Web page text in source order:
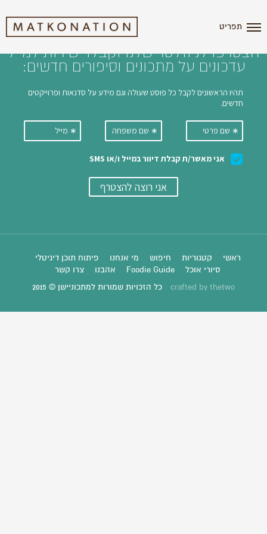
תפריט
הצטרפו לניוזלטר שלנו וקבלו ישירות למייל
עדכונים על מתכונים וסיפורים חדשים:
ראשי קטגוריות חיפוש מי אנחנו
פיתוח תוכן דיגיטלי
סיורי אוכל
Foodie Guide אהבנו צרו קשר
crafted by thetwo כל הזכויות שמורות למתכוניישן © 2015